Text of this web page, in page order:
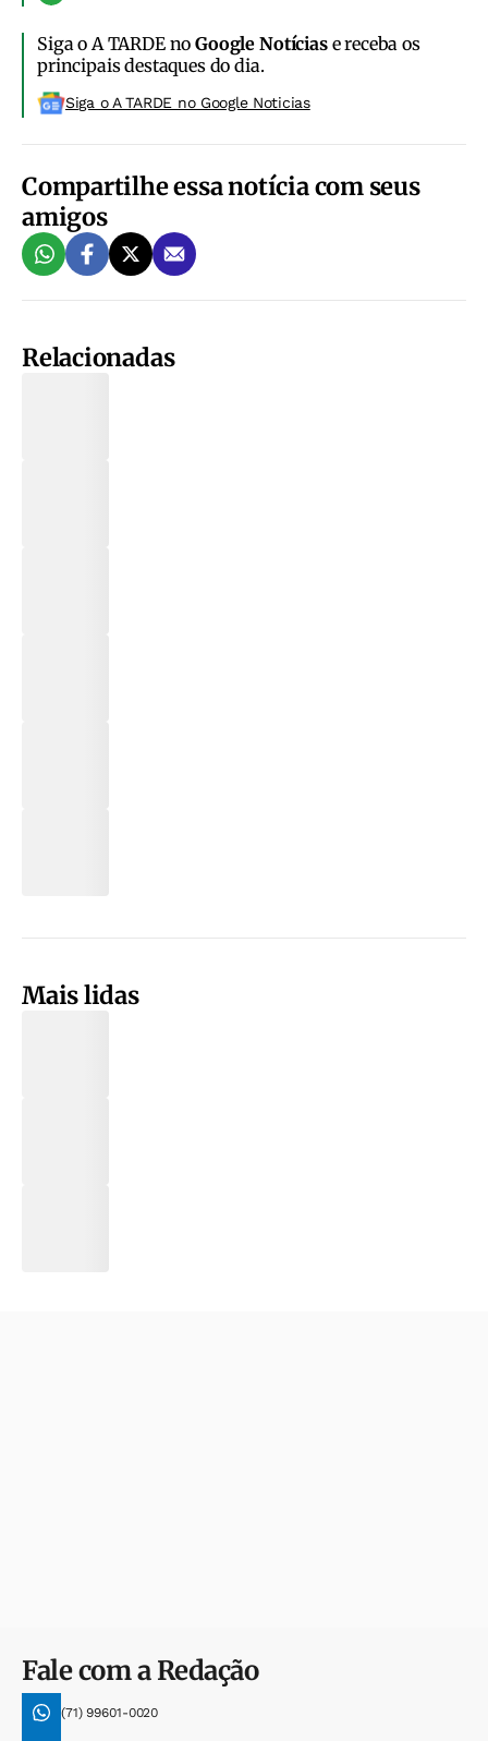
Siga o A TARDE noGoogle Notíciase receba os
principais destaques do dia.
Siga o A TARDE no Google Noticias
Compartilhe essa notícia com seus
amigos
Relacionadas
Mais lidas
Fale com a Redação
(71) 99601-0020